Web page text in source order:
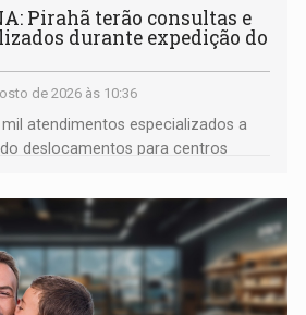
Pirahã terão consultas e
durante expedição do
de 2026 às 10:36
atendimentos especializados a
deslocamentos para centros